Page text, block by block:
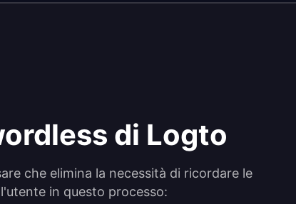
di Logto
che elimina la necessità di ricordare le
in questo processo: